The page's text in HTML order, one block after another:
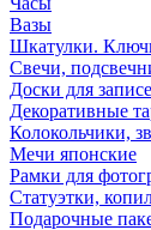
Вазы
Шкатулки.
Свечи,
Доски для
Декоративные
Колокольчики,
Мечи японские
Рамки для
Статуэтки,
Подарочные